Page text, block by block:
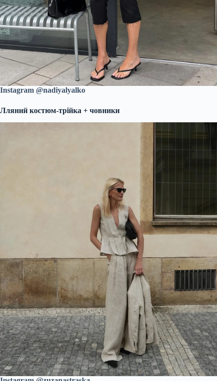
Instagram @nadiyalyalko
Лляний костюм-трійка + човники